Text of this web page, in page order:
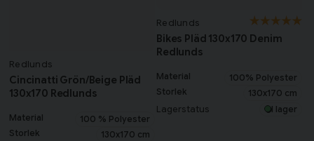
Redlunds
Cincinatti Grön/Beige Pläd
130x170 Redlunds
Material
100 % Polyester
Storlek
130x170 cm
Redlunds
Bikes Pläd 130x170 Denim
Redlunds
Material
100% Polyester
Storlek
130x170 cm
Lagerstatus I lager